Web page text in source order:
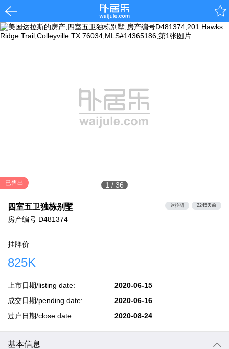
1 / 36
已售出
四室五卫独栋别墅
房产编号 D481374
达拉斯 2245天前
挂牌价
825K
上市日期/listing date:
成交日期/pending date:
过户日期/close date:
2020-06-15
2020-06-16
2020-08-24
基本信息